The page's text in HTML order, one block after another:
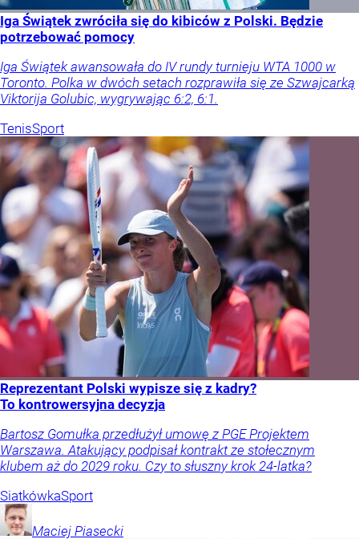
Iga Świątek zwróciła się do kibiców z Polski. Będzie
potrzebować pomocy
Iga Świątek awansowała do IV rundy turnieju WTA 1000 w
Toronto. Polka w dwóch setach rozprawiła się ze Szwajcarką
Viktorija Golubic, wygrywając 6:2, 6:1.
TenisSport
Reprezentant Polski wypisze się z kadry?
To kontrowersyjna decyzja
Bartosz Gomułka przedłużył umowę z PGE Projektem
Warszawa. Atakujący podpisał kontrakt ze stołecznym
klubem aż do 2029 roku. Czy to słuszny krok 24-latka?
SiatkówkaSport
Maciej Piasecki